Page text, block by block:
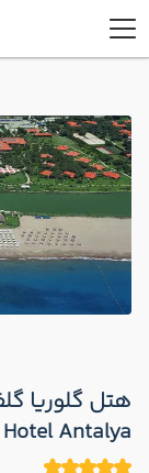
Hotel Antalya